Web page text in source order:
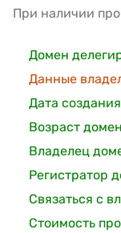
При наличии
Домен
Данные
Дата
Возраст
Владелец
Регистратор
Связаться с
Стоимость